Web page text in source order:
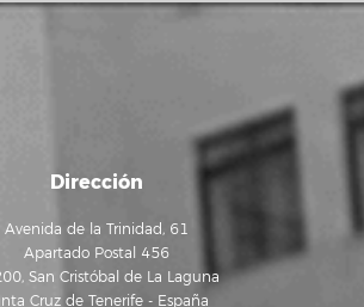
Dirección
Avenida de la Trinidad, 61
Apartado Postal 456
San Cristóbal de La Laguna
Cruz de Tenerife - España